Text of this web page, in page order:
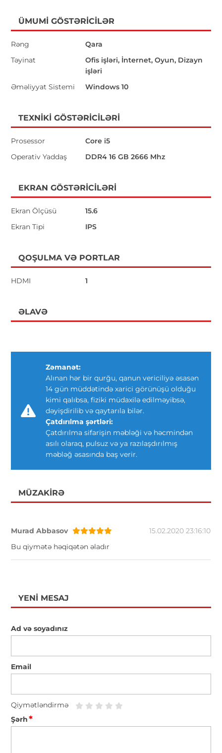
ÜMUMI GÖSTƏRICILƏR
Rəng
Qara
Təyinat
Ofis işləri, İnternet, Oyun, Dizayn
işləri
Əməliyyat Sistemi
Windows 10
TEXNIKI GÖSTƏRICILƏRI
Prosessor
Core i5
Operativ Yaddaş
DDR4 16 GB 2666 Mhz
EKRAN GÖSTƏRICILƏRI
Ekran Ölçüsü
15.6
Ekran Tipi
IPS
QOŞULMA VƏ PORTLAR
HDMI 1
ƏLAVƏ
Zəmanət:
Alınan hər bir qurğu, qanun vericiliyə əsasən
14 gün müddətində xarici görünüşü olduğu
kimi qalıbsa, fiziki müdaxilə edilməyibsə,
dəyişdirilib və qaytarıla bilər.
Çatdırılma şərtləri:
Çatdırılma sifarişin məbləği və həcmindən
asılı olaraq, pulsuz və ya razılaşdırılmış
məbləğ əsasında baş verir.
MÜZAKIRƏ
Murad Abbasov
15.02.2020 23:16:10
Bu qiymətə həqiqətən əladır
YENI MESAJ
Ad və soyadınız
Email
Qiymətləndirmə
Şərh*